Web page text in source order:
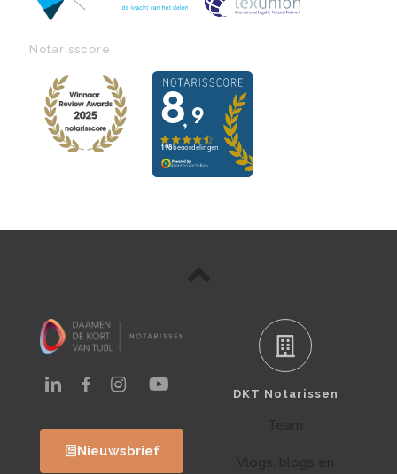
Notarisscore
Nieuwsbrief
DKT Notarissen